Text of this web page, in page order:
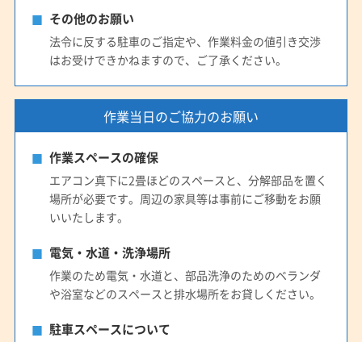
その他のお願い
法令に反する駐車のご指定や、作業料金の値引き交渉
はお受けできかねますので、ご了承ください。
作業当日のご協力のお願い
作業スペースの確保
エアコン真下に2畳ほどのスペースと、分解部品を置く
場所が必要です。周辺の家具等は事前にご移動をお願
いいたします。
電気・水道・洗浄場所
作業のため電気・水道と、部品洗浄のためのベランダ
や浴室などのスペースと排水場所をお貸しください。
駐車スペースについて